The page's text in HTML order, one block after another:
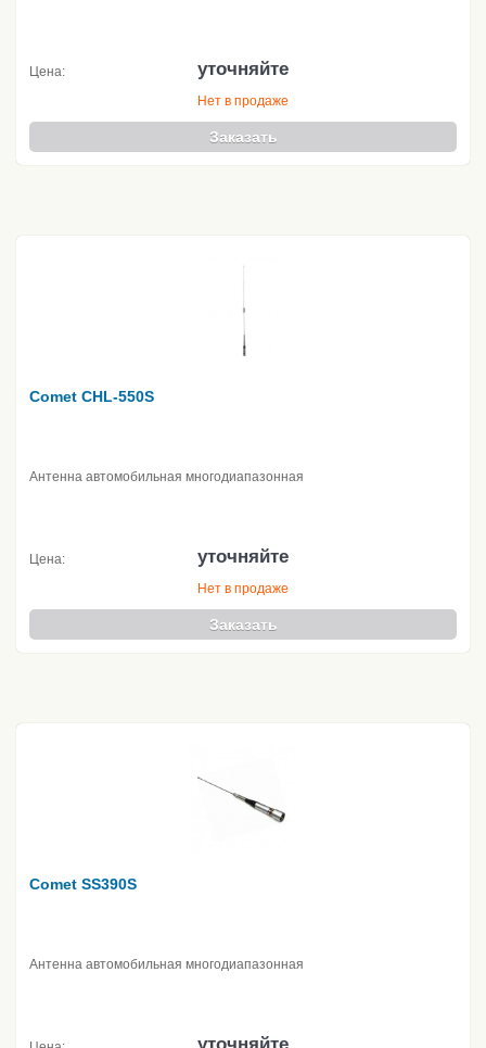
Цена: уточняйте
Нет в продаже
Заказать
Comet CHL-550S
Антенна автомобильная многодиапазонная
Цена: уточняйте
Нет в продаже
Заказать
Comet SS390S
Антенна автомобильная многодиапазонная